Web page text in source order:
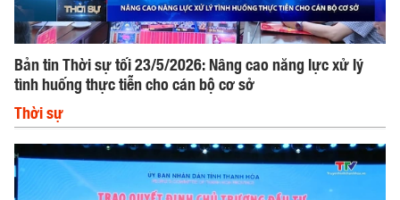
Bản tin Thời sự tối 23/5/2026: Nâng cao năng lực xử lý
tình huống thực tiễn cho cán bộ cơ sở
Thời sự